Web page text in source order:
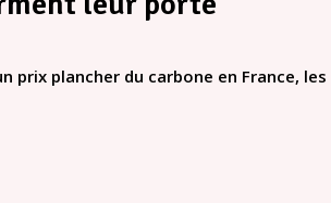
prix plancher du carbone en France, les